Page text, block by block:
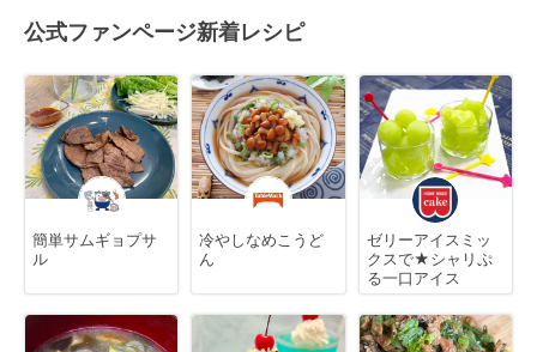
公式ファンページ新着レシピ
簡単サムギョプサ
ル
冷やしなめこうど
ん
ゼリーアイスミッ
クスで★シャリぷ
る一口アイス